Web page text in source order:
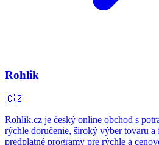
Rohlik
🇨🇿
Rohlik.cz je český online obchod s
rýchle doručenie, široký výber tovaru a
predplatné programy pre rýchle a